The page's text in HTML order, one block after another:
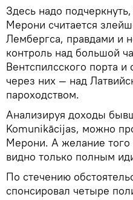
Здесь надо
Мерони считается
Лембергса, правдами и
контроль над большой
Вентспилсского порта
через них — над
пароходством.
Анализируя доходы
Komunikācijas, можно
Мерони. А желание того
видно только полным
По стечению
спонсировал четыре